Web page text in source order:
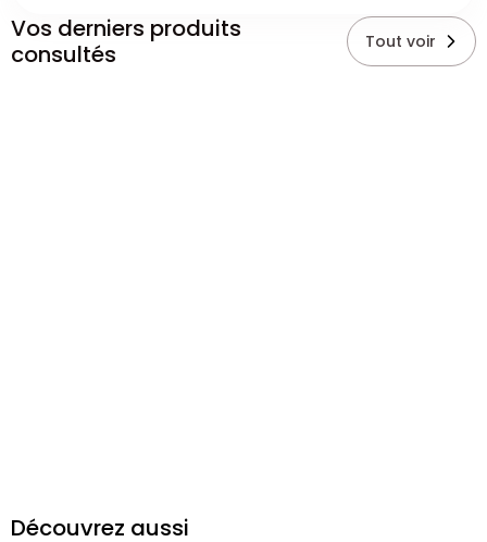
Vos derniers produits
consultés
Tout voir
Découvrez aussi